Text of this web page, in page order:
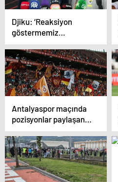
Djiku: ‘Reaksiyon
göstermemiz
gerekiyordu’
Antalyaspor maçında
pozisyonlar paylaşan
Galatasaray’dan
Fenerbahçe’ye olay
gönderme